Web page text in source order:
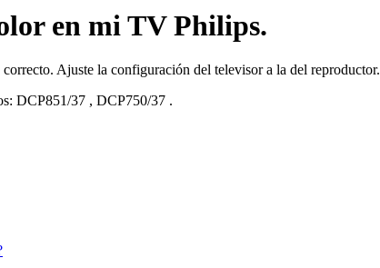
en mi TV Philips.
correcto. Ajuste la configuración del televisor a la del reproductor.
DCP851/37 , DCP750/37 .